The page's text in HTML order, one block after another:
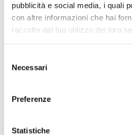
pubblicità e social media, i quali
con altre informazioni che hai
raccolto dal tuo utilizzo dei loro
delNecessari
Preferenze
Statistiche